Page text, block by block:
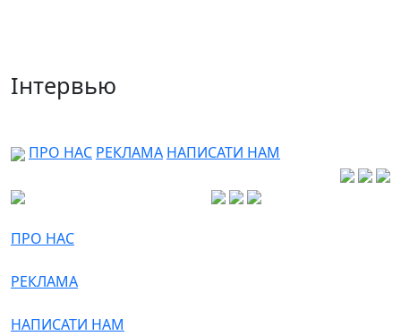
Інтервью
ПРО НАС РЕКЛАМА НАПИСАТИ НАМ
ПРО НАС
РЕКЛАМА
НАПИСАТИ НАМ